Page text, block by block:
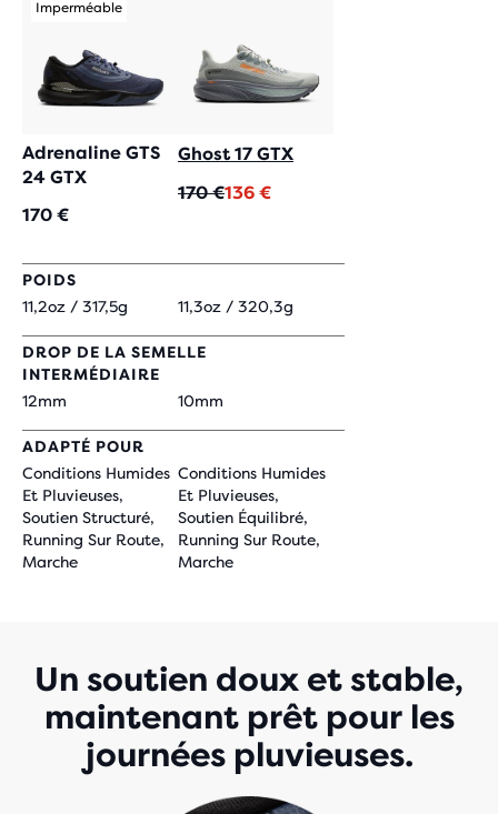
Imperméable
Adrenaline GTS
24 GTX
170 €
Ghost 17 GTX
Prix
170 €
Prix
136 €
POIDS
11,2oz / 317,5g
11,3oz / 320,3g
DROP DE LA SEMELLE
INTERMÉDIAIRE
12mm
10mm
ADAPTÉ POUR
Conditions Humides
Et Pluvieuses,
Soutien Structuré,
Running Sur Route,
Marche
Conditions Humides
Et Pluvieuses,
Soutien Équilibré,
Running Sur Route,
Marche
Un soutien doux et stable,
maintenant prêt pour les
journées pluvieuses.